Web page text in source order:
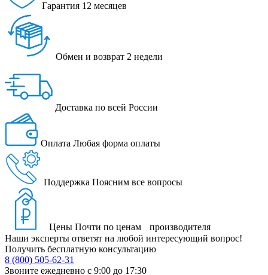
Гарантия 12 месяцев
Обмен и возврат 2 недели
Доставка по всей России
Оплата Любая форма оплаты
Поддержка Поясним все вопросы
Цены Почти по ценам производителя
Наши эксперты ответят на любой интересующий вопрос!
Получить бесплатную консультацию
8 (800) 505-62-31
Звоните ежедневно с 9:00 до 17:30